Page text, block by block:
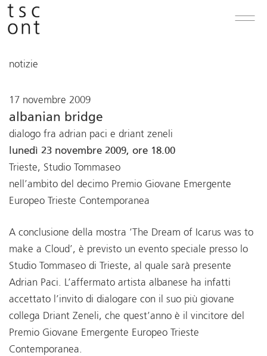
notizie
17 novembre 2009
albanian bridge
dialogo fra adrian paci e driant zeneli
lunedì 23 novembre 2009, ore 18.00
Trieste, Studio Tommaseo
nell’ambito del decimo Premio Giovane Emergente
Europeo Trieste Contemporanea
A conclusione della mostra ‘The Dream of Icarus was to
make a Cloud’, è previsto un evento speciale presso lo
Studio Tommaseo di Trieste, al quale sarà presente
Adrian Paci. L’affermato artista albanese ha infatti
accettato l’invito di dialogare con il suo più giovane
collega Driant Zeneli, che quest’anno è il vincitore del
Premio Giovane Emergente Europeo Trieste
Contemporanea.